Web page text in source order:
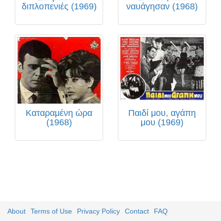
διπλοπενιές (1969)
ναυάγησαν (1968)
Καταραμένη ώρα
(1968)
Παιδί μου, αγάπη
μου (1969)
About Terms of Use Privacy Policy Contact FAQ